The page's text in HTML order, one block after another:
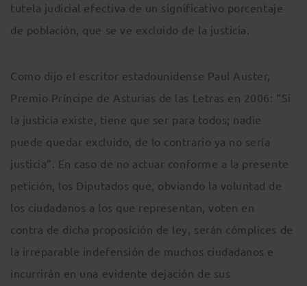
tutela judicial efectiva de un significativo porcentaje
de población, que se ve excluido de la justicia.
Como dijo el escritor estadounidense Paul Auster,
Premio Príncipe de Asturias de las Letras en 2006: “Si
la justicia existe, tiene que ser para todos; nadie
puede quedar excluido, de lo contrario ya no sería
justicia”. En caso de no actuar conforme a la presente
petición, los Diputados que, obviando la voluntad de
los ciudadanos a los que representan, voten en
contra de dicha proposición de ley, serán cómplices de
la irreparable indefensión de muchos ciudadanos e
incurrirán en una evidente dejación de sus